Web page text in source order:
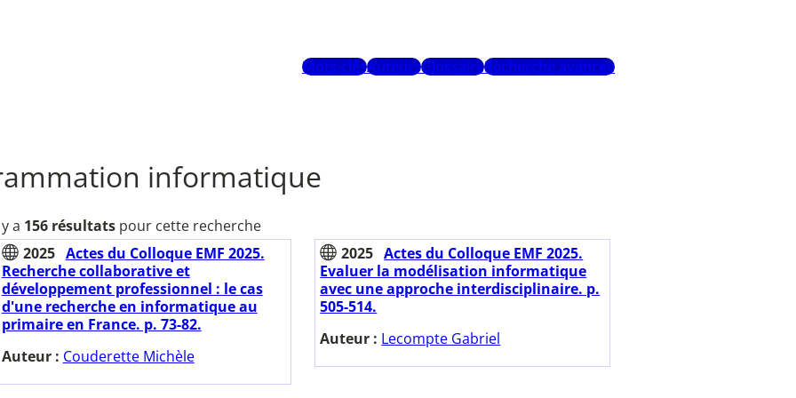
Mots-clésAuteursGlossaireRecherche avancée
informatique
a 156 résultats pour cette recherche
2025 Actes du Colloque EMF 2025.
Recherche collaborative et
développement professionnel : le cas
d'une recherche en informatique au
primaire en France. p. 73-82.
Auteur : Couderette Michèle
2025 Actes du Colloque EMF 2025.
Evaluer la modélisation informatique
avec une approche interdisciplinaire. p.
505-514.
Auteur : Lecompte Gabriel